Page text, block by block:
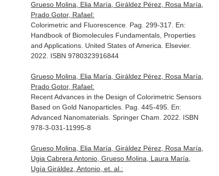
Grueso Molina, Elia María, Giráldez Pérez, Rosa María,
Prado Gotor, Rafael:
Colorimetric and Fluorescence. Pag. 299-317. En:
Handbook of Biomolecules Fundamentals, Properties
and Applications. United States of America. Elsevier.
2022. ISBN 9780323916844
Grueso Molina, Elia María, Giráldez Pérez, Rosa María,
Prado Gotor, Rafael:
Recent Advances in the Design of Colorimetric Sensors
Based on Gold Nanoparticles. Pag. 445-495. En:
Advanced Nanomaterials. Springer Cham. 2022. ISBN
978-3-031-11995-8
Grueso Molina, Elia María, Giráldez Pérez, Rosa María,
Ugia Cabrera Antonio, Grueso Molina, Laura María,
Ugía Giráldez, Antonio, et. al.: